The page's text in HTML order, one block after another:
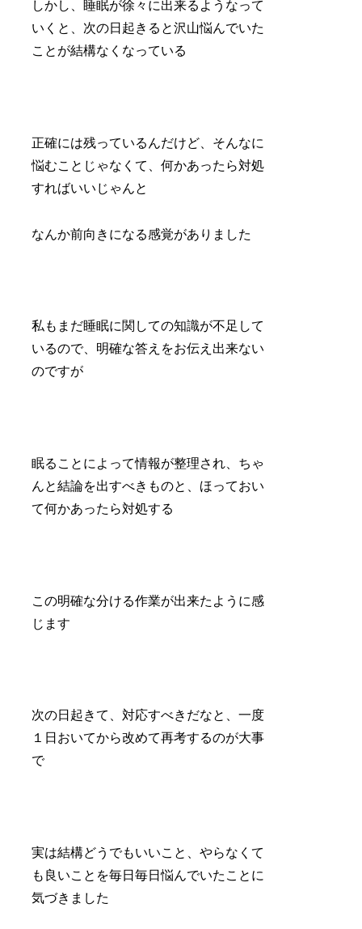
しかし、睡眠が徐々に出来るようなって
いくと、次の日起きると沢山悩んでいた
ことが結構なくなっている
正確には残っているんだけど、そんなに
悩むことじゃなくて、何かあったら対処
すればいいじゃんと
なんか前向きになる感覚がありました
私もまだ睡眠に関しての知識が不足して
いるので、明確な答えをお伝え出来ない
のですが
眠ることによって情報が整理され、ちゃ
んと結論を出すべきものと、ほっておい
て何かあったら対処する
この明確な分ける作業が出来たように感
じます
次の日起きて、対応すべきだなと、一度
１日おいてから改めて再考するのが大事
で
実は結構どうでもいいこと、やらなくて
も良いことを毎日毎日悩んでいたことに
気づきました